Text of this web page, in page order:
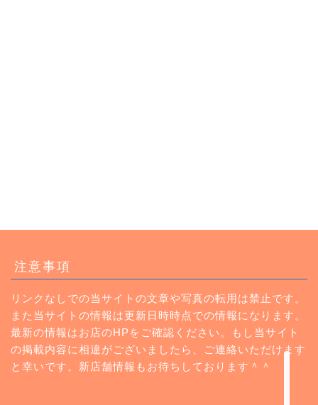
注意事項
リンクなしでの当サイトの文章や写真の転用は禁止です。
また当サイトの情報は更新日時時点での情報になります。
最新の情報はお店のHPをご確認ください。もし当サイト
の掲載内容に相違がございましたら、ご連絡いただけます
と幸いです。新店舗情報もお待ちしております＾＾
カフェ
Instagram